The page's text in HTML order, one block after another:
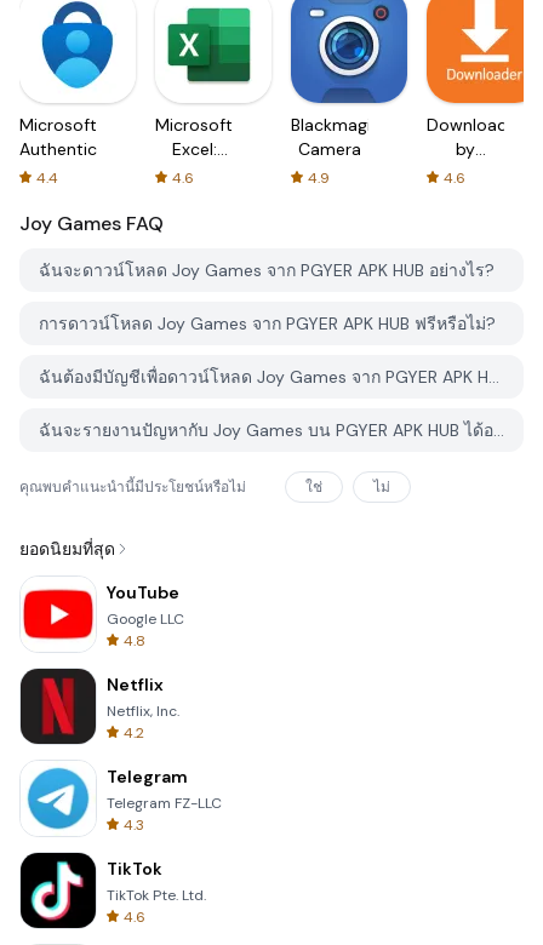
Microsoft
Authenticator
4.4
Microsoft
Excel:
Spreadsheets
4.6
Blackmagic
Camera
4.9
Downloader
by
AFTVnews
4.6
Joy Games FAQ
ฉันจะดาวน์โหลด Joy Games จาก PGYER APK HUB อย่างไร?
การดาวน์โหลด Joy Games จาก PGYER APK HUB ฟรีหรือไม่?
ฉันต้องมีบัญชีเพื่อดาวน์โหลด Joy Games จาก PGYER APK HUB หรือไม่?
ฉันจะรายงานปัญหากับ Joy Games บน PGYER APK HUB ได้อย่างไร?
คุณพบคำแนะนำนี้มีประโยชน์หรือไม่ ใช่ ไม่
ยอดนิยมที่สุด
YouTube
Google LLC
4.8
Netflix
Netflix, Inc.
4.2
Telegram
Telegram FZ-LLC
4.3
TikTok
TikTok Pte. Ltd.
4.6